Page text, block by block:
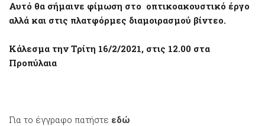
Αυτό θα σήμαινε φίμωση στο οπτικοακουστικό έργο
αλλά και στις πλατφόρμες διαμοιρασμού βίντεο.
Κάλεσμα την Τρίτη 16/2/2021, στις 12.00 στα
Προπύλαια
Για το έγγραφο πατήστε εδώ